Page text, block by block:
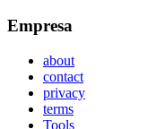
Empresa
about
contact
privacy
terms
Tools